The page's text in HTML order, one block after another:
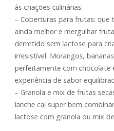
às criações culinárias.
– Coberturas para frutas: que
ainda melhor e mergulhar
derretido sem lactose para
irresistível. Morangos,
perfeitamente com chocolate
experiência de sabor
– Granola e mix de frutas
lanche cai super bem
lactose com granola ou mix